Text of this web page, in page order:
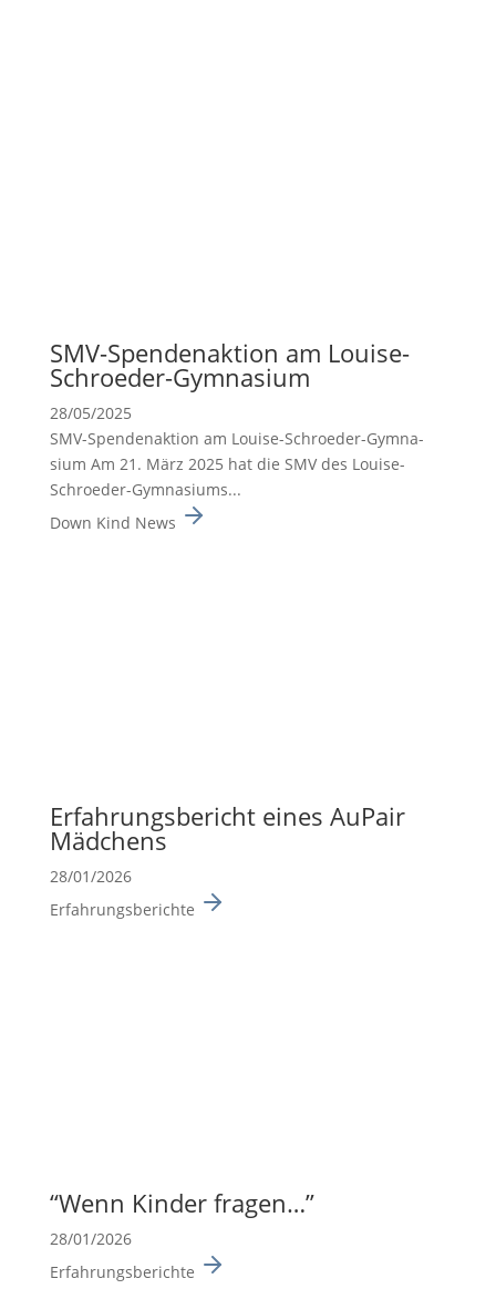
SMV-Spenden­ak­tion am Louise-
Schroeder-Gymna­sium
28/05/2025
SMV-Spenden­ak­tion am Louise-Schroeder-Gymna­
sium Am 21. März 2025 hat die SMV des Louise-
Schroeder-Gymna­siums...
Down Kind News
Erfah­rungs­be­richt eines AuPair
Mädchens
28/01/2026
Erfahrungsberichte
“Wenn Kinder fragen…”
28/01/2026
Erfahrungsberichte